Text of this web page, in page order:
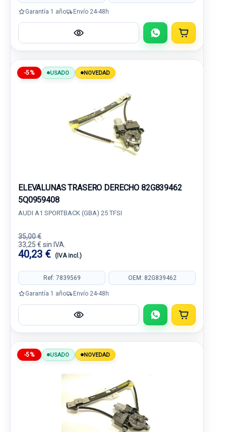
Garantía 1 año Envío 24-48h
-5% USADO NOVEDAD
ELEVALUNAS TRASERO DERECHO 82G839462
5Q0959408
AUDI A1 SPORTBACK (GBA) 25 TFSI
35,00 €
33,25 € sin IVA.
40,23 € (IVA incl.)
Ref: 7839569 OEM: 82G839462
Garantía 1 año Envío 24-48h
-5% USADO NOVEDAD